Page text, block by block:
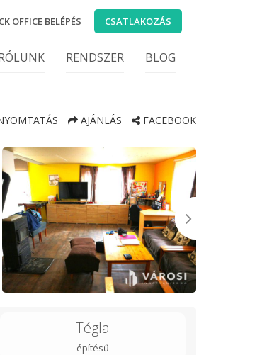
OFFICE BELÉPÉS CSATLAKOZÁS
RENDSZER BLOG
AJÁNLÁS FACEBOOK
Tégla
építésű